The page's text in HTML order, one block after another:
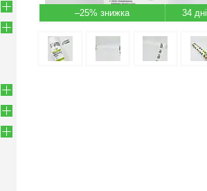
–25% 34 дні